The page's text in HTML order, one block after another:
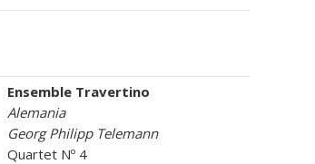
Ensemble Travertino
Alemania
Georg Philipp Telemann
Quartet Nº 4